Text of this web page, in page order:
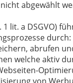
abgewählt
lit. a DSGVO)
durch:
abrufen
welche aktiv
an dieser
dem